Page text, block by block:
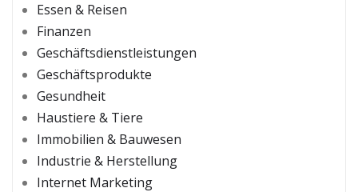
Essen & Reisen
Finanzen
Geschäftsdienstleistungen
Geschäftsprodukte
Gesundheit
Haustiere & Tiere
Immobilien & Bauwesen
Industrie & Herstellung
Internet Marketing